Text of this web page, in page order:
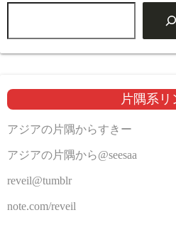
片隅系リ
アジアの片隅からすきー
アジアの片隅から@seesaa
reveil@tumblr
note.com/reveil